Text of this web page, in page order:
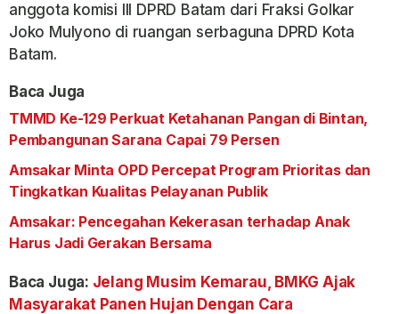
anggota komisi III DPRD Batam dari Fraksi Golkar
Joko Mulyono di ruangan serbaguna DPRD Kota
Batam.
Baca Juga
TMMD Ke-129 Perkuat Ketahanan Pangan di Bintan,
Pembangunan Sarana Capai 79 Persen
Amsakar Minta OPD Percepat Program Prioritas dan
Tingkatkan Kualitas Pelayanan Publik
Amsakar: Pencegahan Kekerasan terhadap Anak
Harus Jadi Gerakan Bersama
Baca Juga: Jelang Musim Kemarau, BMKG Ajak
Masyarakat Panen Hujan Dengan Cara